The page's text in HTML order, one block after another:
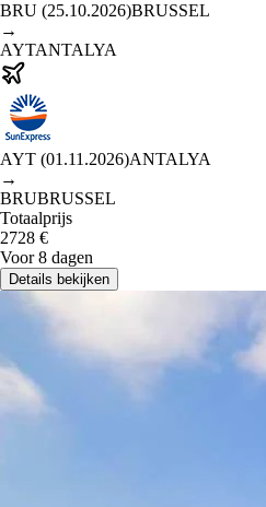
BRU (25.10.2026)BRUSSEL
→
AYTANTALYA
AYT (01.11.2026)ANTALYA
→
BRUBRUSSEL
Totaalprijs
2728 €
Voor 8 dagen
Details bekijken